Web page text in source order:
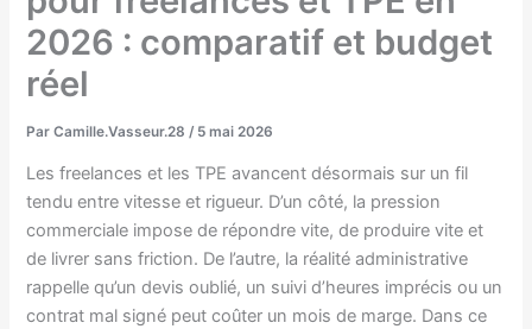
2026 : comparatif et budget
réel
ParCamille.Vasseur.28 / 5 mai 2026
Les freelances et les TPE avancent désormais sur un fil
tendu entre vitesse et rigueur. D’un côté, la pression
commerciale impose de répondre vite, de produire vite et
de livrer sans friction. De l’autre, la réalité administrative
rappelle qu’un devis oublié, un suivi d’heures imprécis ou un
contrat mal signé peut coûter un mois de marge. Dans ce